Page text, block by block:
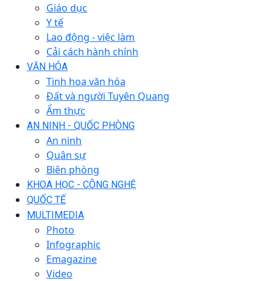
Giáo dục
Y tế
Lao động - việc làm
Cải cách hành chính
VĂN HÓA
Tinh hoa văn hóa
Đất và người Tuyên Quang
Ẩm thực
AN NINH - QUỐC PHÒNG
An ninh
Quân sự
Biên phòng
KHOA HỌC - CÔNG NGHỆ
QUỐC TẾ
MULTIMEDIA
Photo
Infographic
Emagazine
Video